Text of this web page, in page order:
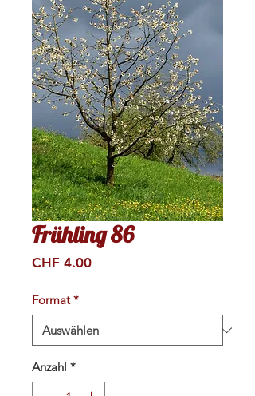
Frühling 86
CHF 4.00Preis
Format *
Anzahl *